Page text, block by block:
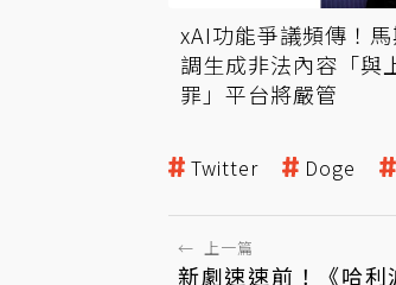
xAI功能爭議頻傳！
調生成非法內容「與
罪」平台將嚴管
Twitter Doge
← 上一篇
新劇速速前！《哈